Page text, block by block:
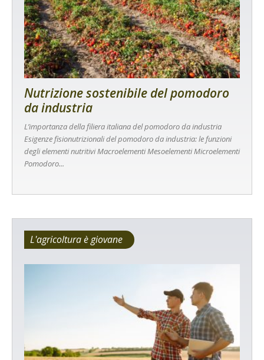
Nutrizione sostenibile del pomodoro
da industria
L’importanza della filiera italiana del pomodoro da industria
Esigenze fisionutrizionali del pomodoro da industria: le funzioni
degli elementi nutritivi Macroelementi Mesoelementi Microelementi
Pomodoro...
L'agricoltura è giovane